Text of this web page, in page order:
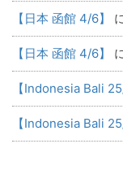
【日本 函館 4/6】
【日本 函館 4/6】
【Indonesia Bali
【Indonesia Bali